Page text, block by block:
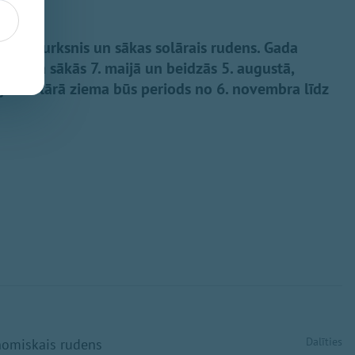
ceturksnis un sākas solārais rudens. Gada
sākās 7. maijā un beidzās 5. augustā,
solārā ziema būs periods no 6. novembra līdz
rudens
Dalīties